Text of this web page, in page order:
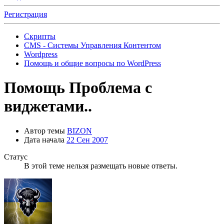
Регистрация
Скрипты
CMS - Системы Управления Контентом
Wordpress
Помощь и общие вопросы по WordPress
Помощь Проблема с
виджетами..
Автор темы BIZON
Дата начала 22 Сен 2007
Статус
В этой теме нельзя размещать новые ответы.